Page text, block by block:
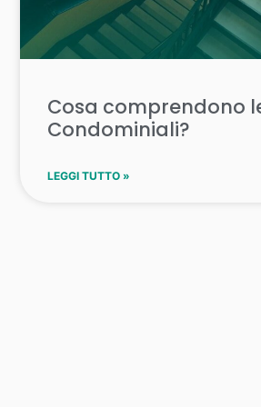
Cosa comprendono
Condominiali?
LEGGI TUTTO »